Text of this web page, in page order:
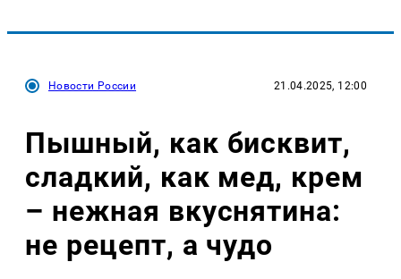
Новости России 21.04.2025, 12:00
Пышный, как бисквит,
сладкий, как мед, крем
– нежная вкуснятина:
не рецепт, а чудо